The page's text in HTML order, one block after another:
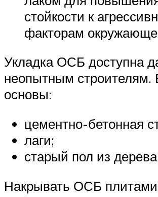
стойкости к
факторам
Укладка ОСБ доступна
неопытным строителям.
основы:
цементно-бетонная
лаги;
старый пол из
Накрывать ОСБ плитами